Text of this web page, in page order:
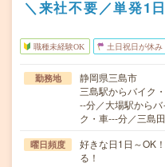
＼来社不要／単発1
職種未経験OK 土日祝日が休み
勤務地
静岡県三島市
三島駅からバイク
--分／大場駅から
ク・車---分／三島
曜日頻度
好きな日1日～OK
る！